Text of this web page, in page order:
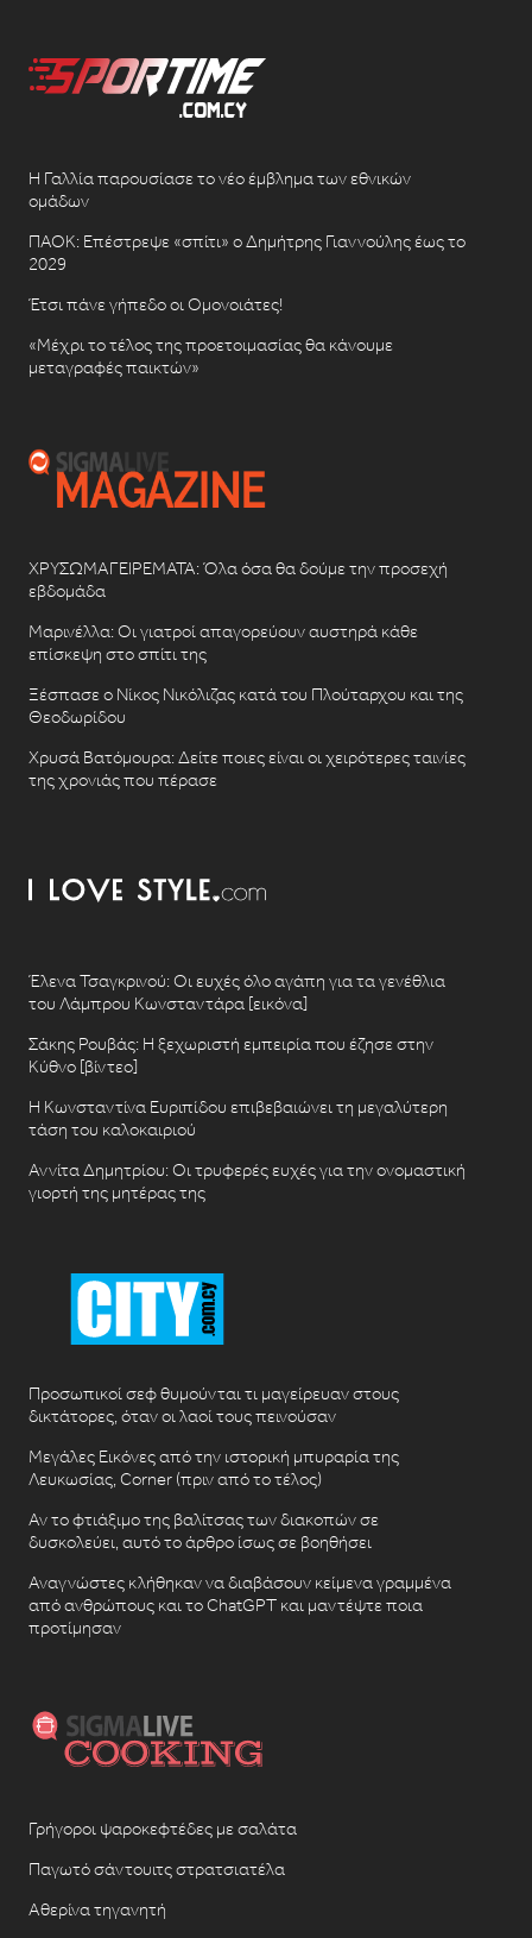
Η Γαλλία παρουσίασε το νέο έμβλημα των εθνικών
ομάδων
ΠΑΟΚ: Επέστρεψε «σπίτι» ο Δημήτρης Γιαννούλης έως το
2029
Έτσι πάνε γήπεδο οι Ομονοιάτες!
«Μέχρι το τέλος της προετοιμασίας θα κάνουμε
μεταγραφές παικτών»
ΧΡΥΣΩΜΑΓΕΙΡΕΜΑΤΑ: Όλα όσα θα δούμε την προσεχή
εβδομάδα
Μαρινέλλα: Οι γιατροί απαγορεύουν αυστηρά κάθε
επίσκεψη στο σπίτι της
Ξέσπασε ο Νίκος Νικόλιζας κατά του Πλούταρχου και της
Θεοδωρίδου
Χρυσά Βατόμουρα: Δείτε ποιες είναι οι χειρότερες ταινίες
της χρονιάς που πέρασε
Έλενα Τσαγκρινού: Οι ευχές όλο αγάπη για τα γενέθλια
του Λάμπρου Κωνσταντάρα [εικόνα]
Σάκης Ρουβάς: Η ξεχωριστή εμπειρία που έζησε στην
Κύθνο [βίντεο]
Η Κωνσταντίνα Ευριπίδου επιβεβαιώνει τη μεγαλύτερη
τάση του καλοκαιριού
Αννίτα Δημητρίου: Οι τρυφερές ευχές για την ονομαστική
γιορτή της μητέρας της
Προσωπικοί σεφ θυμούνται τι μαγείρευαν στους
δικτάτορες, όταν οι λαοί τους πεινούσαν
Μεγάλες Εικόνες από την ιστορική μπυραρία της
Λευκωσίας, Corner (πριν από το τέλος)
Αν το φτιάξιμο της βαλίτσας των διακοπών σε
δυσκολεύει, αυτό το άρθρο ίσως σε βοηθήσει
Αναγνώστες κλήθηκαν να διαβάσουν κείμενα γραμμένα
από ανθρώπους και το ChatGPT και μαντέψτε ποια
προτίμησαν
Γρήγοροι ψαροκεφτέδες με σαλάτα
Παγωτό σάντουιτς στρατσιατέλα
Αθερίνα τηγανητή